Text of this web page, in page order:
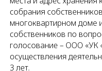
собрания
многоквартирном доме
собственников по
голосование – ООО «УК
осуществления
3 лет.